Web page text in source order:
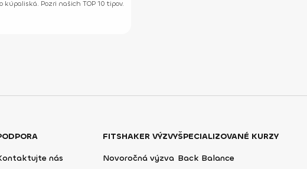
Pozri našich TOP 10 tipov.
nás
FITSHAKER VÝZVY
Novoročná výzva
ŠPECIALIZOVANÉ KURZY
Back Balance